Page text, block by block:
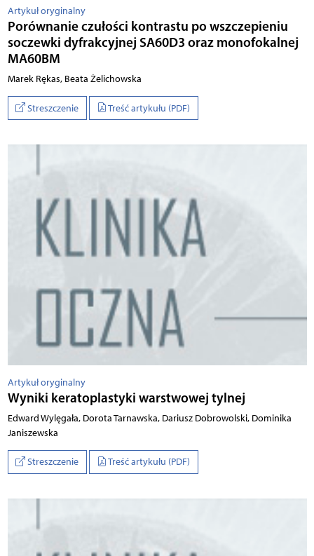
Artykuł oryginalny
Porównanie czułości kontrastu po wszczepieniu
soczewki dyfrakcyjnej SA60D3 oraz monofokalnej
MA60BM
Marek Rękas, Beata Żelichowska
Streszczenie Treść artykułu (PDF)
Artykuł oryginalny
Wyniki keratoplastyki warstwowej tylnej
Edward Wylęgała, Dorota Tarnawska, Dariusz Dobrowolski, Dominika
Janiszewska
Streszczenie Treść artykułu (PDF)